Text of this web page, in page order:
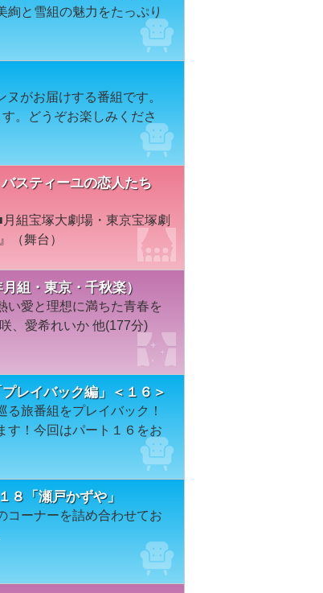
絢と雪組の魅力をたっぷり
がお届けする番組です。
。どうぞお楽しみくださ
スティーユの恋人たち
組宝塚大劇場・東京宝塚劇
（舞台）
組・東京・千秋楽）
い愛と理想に満ちた青春を
、愛希れいか 他(177分)
レイバック編」＜１６＞
旅番組をプレイバック！
す！今回はパート１６をお
「瀬戸かずや」
コーナーを詰め合わせてお